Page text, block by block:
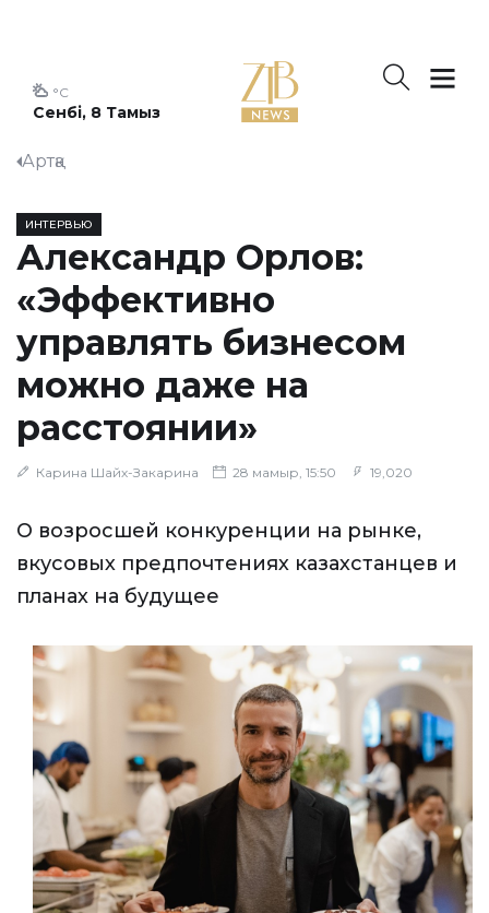
Сенбі, 8 Тамыз
°C
Артқа
ИНТЕРВЬЮ
Александр Орлов:
«Эффективно
управлять бизнесом
можно даже на
расстоянии»
Карина Шайх-Закарина 28 мамыр, 15:50 19,020
О возросшей конкуренции на рынке,
вкусовых предпочтениях казахстанцев и
планах на будущее